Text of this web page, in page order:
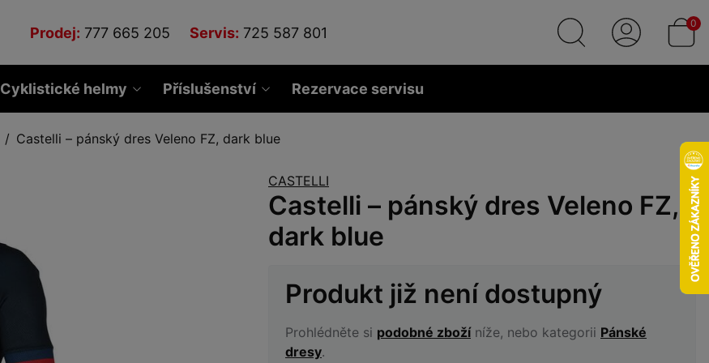
Prodej: 777 665 205 Servis: 725 587 801
0
Cyklistické helmy Příslušenství Rezervace servisu
Castelli – pánský dres Veleno FZ, dark blue
CASTELLI
Castelli – pánský dres Veleno FZ,
dark blue
Produkt již není dostupný
Prohlédněte si podobné zbožíníže, nebo kategorii Pánské
dresy.